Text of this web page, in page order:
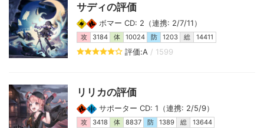
サディの評価
ボマー CD: 2（連携: 2/7/11）
攻 3184 体 10024 防 1203 総 14411
評価:A / 1599
リリカの評価
サポーター CD: 1（連携: 2/5/9）
攻 3418 体 8837 防 1389 総 13644